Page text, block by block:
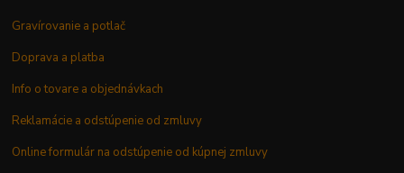
Gravírovanie a potlač
Doprava a platba
Info o tovare a objednávkach
Reklamácie a odstúpenie od zmluvy
Online formulár na odstúpenie od kúpnej zmluvy